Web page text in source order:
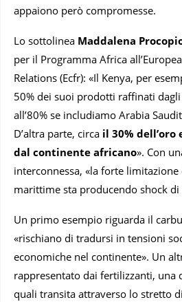
appaiono però compromesse.
Lo sottolinea Maddalena
per il Programma Africa
Relations (Ecfr): «Il Kenya, per
50% dei suoi prodotti raffinati
all’80% se includiamo Arabia
D’altra parte, circa il 30%
dal continente africano». Con
interconnessa, «la forte
marittime sta producendo shock di
Un primo esempio riguarda il
«rischiano di tradursi in tensioni
economiche nel continente». Un
rappresentato dai fertilizzanti, una
quali transita attraverso lo stretto